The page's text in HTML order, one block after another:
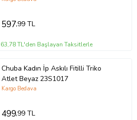
597,99 TL
63,78 TL'den Başlayan Taksitlerle
Chuba Kadın İp Askılı Fitilli Triko
Atlet Beyaz 23S1017
Kargo Bedava
499,99 TL